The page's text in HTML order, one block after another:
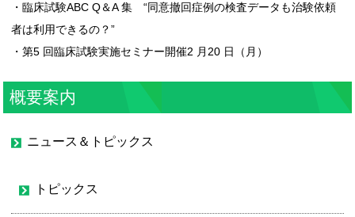
・臨床試験ABC Q＆A 集 “同意撤回症例の検査データも治験依頼
者は利用できるの？”
・第5 回臨床試験実施セミナー開催2 月20 日（月）
概要案内
ニュース＆トピックス
トピックス